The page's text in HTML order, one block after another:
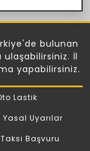
bulunan
ulaşabilirsiniz. İl
yapabilirsiniz.
Lastik
Yasal Uyarılar
Taksi Başvuru